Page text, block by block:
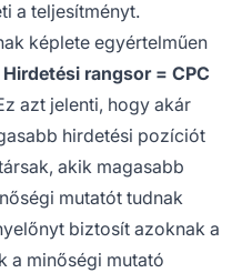
a teljesítményt.
képlete egyértelműen
Hirdetési rangsor = CPC
azt jelenti, hogy akár
hirdetési pozíciót
akik magasabb
mutatót tudnak
biztosít azoknak a
a minőségi mutató